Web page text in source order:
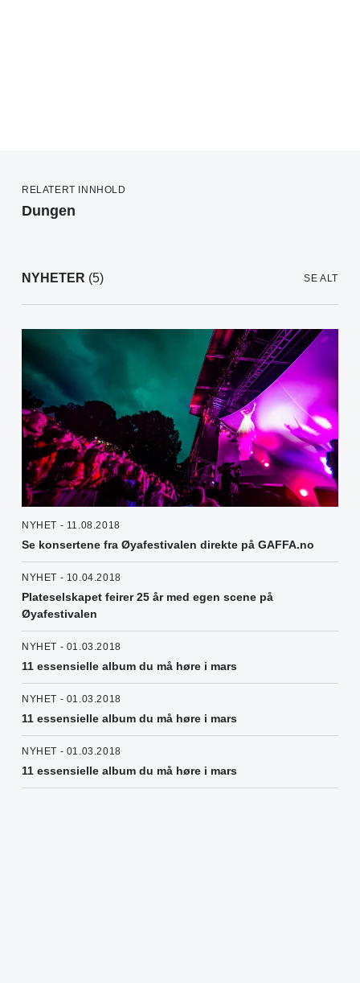
RELATERT INNHOLD
Dungen
NYHETER (5) SE ALT
NYHET - 11.08.2018
Se konsertene fra Øyafestivalen direkte på GAFFA.no
NYHET - 10.04.2018
Plateselskapet feirer 25 år med egen scene på
Øyafestivalen
NYHET - 01.03.2018
11 essensielle album du må høre i mars
NYHET - 01.03.2018
11 essensielle album du må høre i mars
NYHET - 01.03.2018
11 essensielle album du må høre i mars